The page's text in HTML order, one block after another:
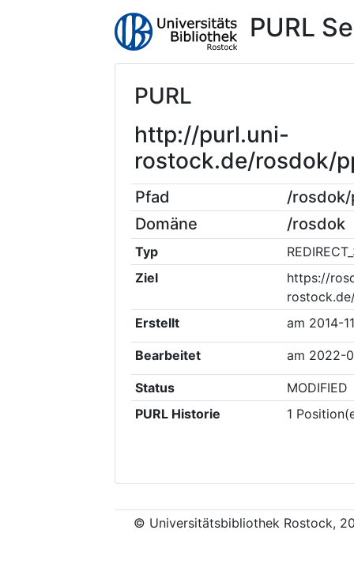
PURL
PURL
http://purl.uni-
rostock.de/rosdok/
Pfad
/rosdok/
Domäne
/rosdok
Typ
Ziel
https://
Erstellt
am 2014-
Bearbeitet am 2022-
Status
MODIFIED
PURL Historie
1
© Universitätsbibliothek Rostock,